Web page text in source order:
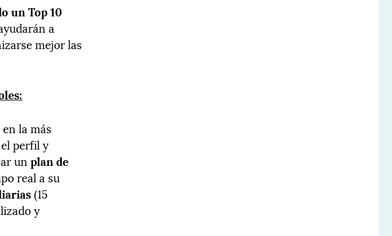
un Top 10
a
mejor las
la más
perfil y
unplan de
real a su
(15
y